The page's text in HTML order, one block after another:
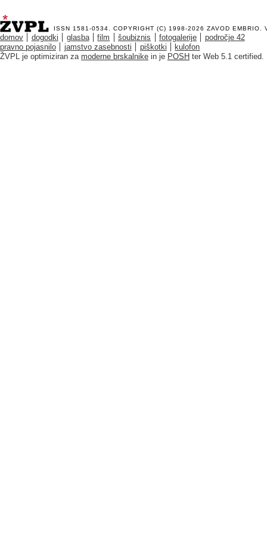
ISSN 1581-0534. COPYRIGHT (C) 1998-2026 ZAVOD EMBRIO .
domov dogodki glasba film šoubiznis fotogalerije
področje 42
pravno pojasnilo
jamstvo zasebnosti piškotki
kulofon
ŽVPL je optimiziran za moderne brskalnike in je POSH ter Web 5.1 certified.